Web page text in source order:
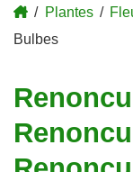
/ Plantes/
Bulbes